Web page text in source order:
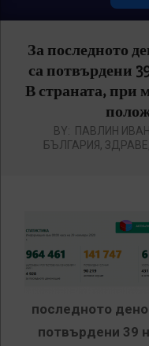
За последното
са потвърдени
В страната, при
BY: ПАВЛИН
БЪЛГАРИЯ, ЗДРАВЕ
последното
потвърдени 39